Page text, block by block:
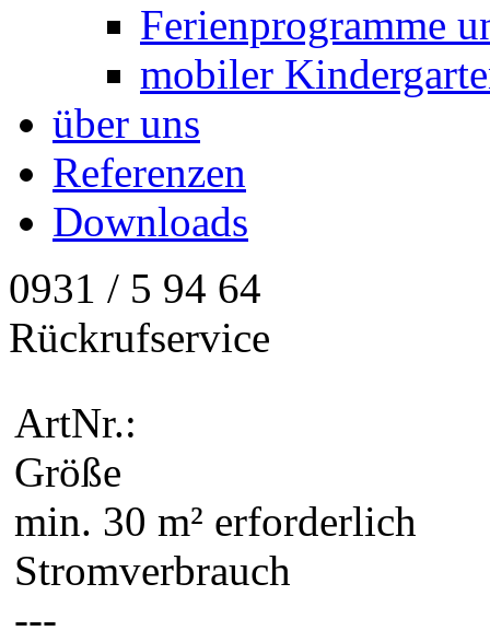
Ferienprogramme
mobiler
über uns
Referenzen
Downloads
0931 / 5 94 64
Rückrufservice
ArtNr.:
Größe
min. 30 m² erforderlich
Stromverbrauch
---